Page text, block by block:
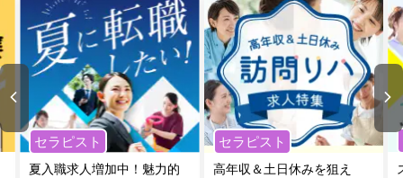
セラピスト
夏入職求人増加中！魅力的
セラピスト
高年収＆土日休みを狙え